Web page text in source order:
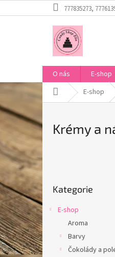
na
777835273,
O nás E-shop
Domů E-shop
Krémy a
P
o
s
t
r
a
n
n
í
kategorie
Kategorie
E-shop
Aroma
Barvy
Čokolády a